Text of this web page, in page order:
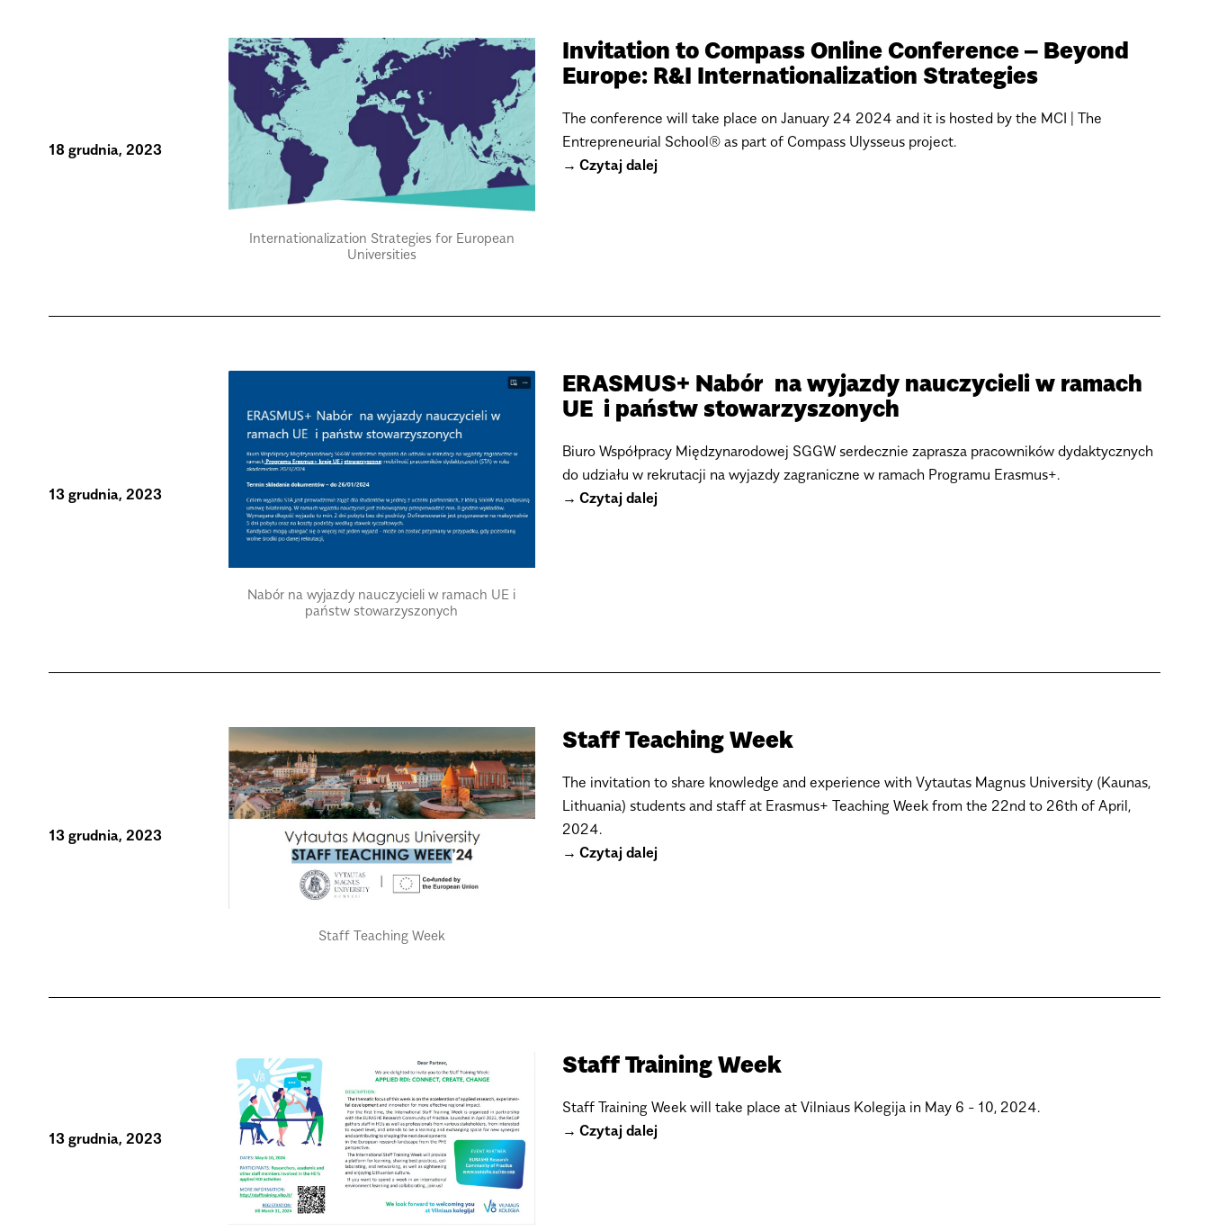
18 grudnia, 2023
Internationalization Strategies for European
Universities
Invitation to Compass Online Conference – Beyond
Europe: R&I Internationalization Strategies
The conference will take place on January 24 2024 and it is hosted by the MCI | The
Entrepreneurial School® as part of Compass Ulysseus project.
Czytaj dalej
13 grudnia, 2023
Nabór na wyjazdy nauczycieli w ramach UE i
państw stowarzyszonych
ERASMUS+ Nabór na wyjazdy nauczycieli w ramach
UE i państw stowarzyszonych
Biuro Współpracy Międzynarodowej SGGW serdecznie zaprasza pracowników dydaktycznych
do udziału w rekrutacji na wyjazdy zagraniczne w ramach Programu Erasmus+.
Czytaj dalej
13 grudnia, 2023
Staff Teaching Week
Staff Teaching Week
The invitation to share knowledge and experience with Vytautas Magnus University (Kaunas,
Lithuania) students and staff at Erasmus+ Teaching Week from the 22nd to 26th of April,
2024.
Czytaj dalej
13 grudnia, 2023
Staff Training Week
Staff Training Week will take place at Vilniaus Kolegija in May 6 - 10, 2024.
Czytaj dalej